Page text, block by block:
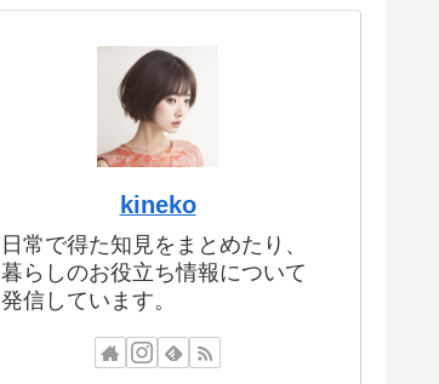
kineko
日常で得た知見をまとめたり、
暮らしのお役立ち情報について
発信しています。